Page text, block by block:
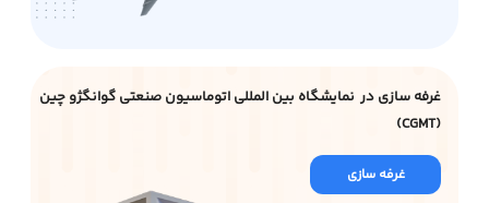
غرفه سازی در نمایشگاه بین المللی اتوماسیون صنعتی گوانگژو چین
(CGMT)
غرفه سازی